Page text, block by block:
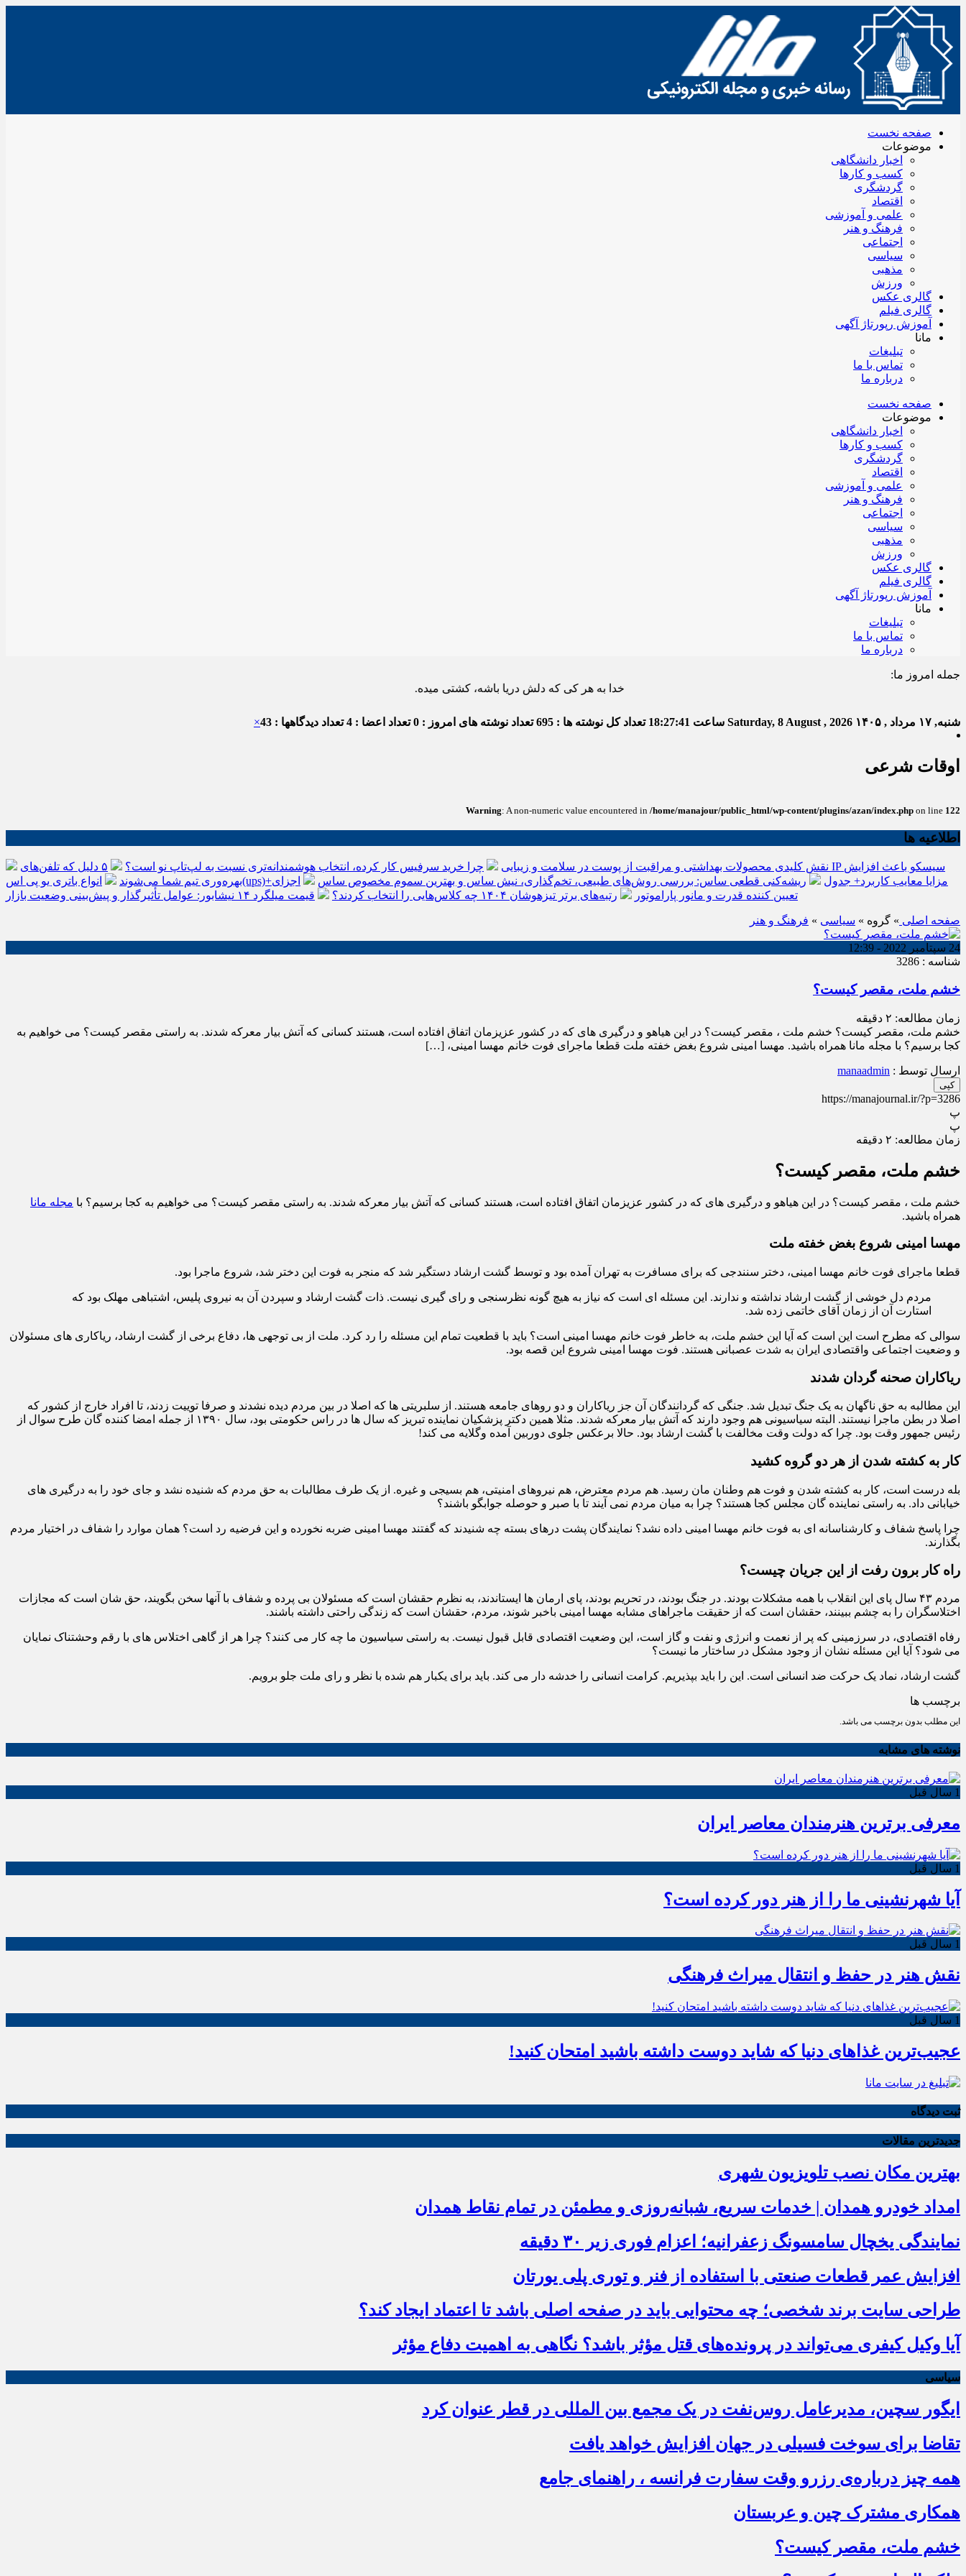
صفحه نخست
موضوعات
اخبار دانشگاهی
کسب و کارها
گردشگری
اقتصاد
علمی و آموزشی
فرهنگ و هنر
اجتماعی
سیاسی
مذهبی
ورزش
گالری عکس
گالری فیلم
آموزش رپورتاژ آگهی
مانا
تبلیغات
تماس با ما
درباره ما
صفحه نخست
موضوعات
اخبار دانشگاهی
کسب و کارها
گردشگری
اقتصاد
علمی و آموزشی
فرهنگ و هنر
اجتماعی
سیاسی
مذهبی
ورزش
گالری عکس
گالری فیلم
آموزش رپورتاژ آگهی
مانا
تبلیغات
تماس با ما
درباره ما
جمله امروز ما:
خدا به هر کی که دلش دریا باشه، کشتی میده.
شنبه, ۱۷ مرداد , ۱۴۰۵ Saturday, 8 August , 2026 ساعت 18:27:42 تعداد کل نوشته ها : 695 تعداد نوشته های امروز : 0 تعداد اعضا : 4 تعداد دیدگاهها : 43 ×
اوقات شرعی
Warning: A non-numeric value encountered in /home/manajour/public_html/wp-content/plugins/azan/index.php on line 122
اطلاعیه ها
نقش کلیدی محصولات بهداشتی و مراقبت از پوست در سلامت و زیبایی چرا خرید سرفیس کار کرده، انتخاب هوشمندانه‌تری نسبت به لپ‌تاپ نو است؟
۵ دلیل که تلفن‌های IP سیسکو باعث افزایش
بهره‌وری تیم شما می‌شوند
انواع باتری یو پی اس(ups)+مزایا معایب کاربرد+ جدول ریشه‌کنی قطعی ساس: بررسی روش‌های طبیعی، تخم‌گذاری، نیش ساس و بهترین سموم مخصوص ساس
اجزای
تعیین کننده قدرت و مانور پاراموتور
رتبه‌های برتر تیزهوشان ۱۴۰۴ چه کلاس‌هایی را انتخاب کردند؟ قیمت میلگرد ۱۴ نیشابور: عوامل تأثیرگذار و پیش‌بینی وضعیت بازار
صفحه اصلی » گروه » سیاسی » فرهنگ و هنر
24 سپتامبر 2022 - 12:39
شناسه : 3286
خشم ملت، مقصر کیست؟
زمان مطالعه: ۲ دقیقه
خشم ملت، مقصر کیست؟ خشم ملت ، مقصر کیست؟ در این هیاهو و درگیری های که در کشور عزیزمان اتفاق افتاده است، هستند کسانی که آتش بیار معرکه شدند. به راستی مقصر کیست؟ می خواهیم به
کجا برسیم؟ با مجله مانا همراه باشید. مهسا امینی شروع بغض خفته ملت قطعا ماجرای فوت خانم مهسا امینی، […]
ارسال توسط : manaadmin
کپی
https://manajournal.ir/?p=3286
پ
پ
زمان مطالعه: ۲ دقیقه
خشم ملت، مقصر کیست؟
خشم ملت ، مقصر کیست؟ در این هیاهو و درگیری های که در کشور عزیزمان اتفاق افتاده است، هستند کسانی که آتش بیار معرکه شدند. به راستی مقصر کیست؟ می خواهیم به کجا برسیم؟ با مجله مانا
همراه باشید.
مهسا امینی شروع بغض خفته ملت
قطعا ماجرای فوت خانم مهسا امینی، دختر سنندجی که برای مسافرت به تهران آمده بود و توسط گشت ارشاد دستگیر شد که منجر به فوت این دختر شد، شروع ماجرا بود.
مردم دل خوشی از گشت ارشاد نداشته و ندارند. این مسئله ای است که نیاز به هیچ گونه نظرسنجی و رای گیری نیست. ذات گشت ارشاد و سپردن آن به نیروی پلیس، اشتباهی مهلک بود که
استارت آن از زمان آقای خاتمی زده شد.
سوالی که مطرح است این است که آیا این خشم ملت، به خاطر فوت خانم مهسا امینی است؟ باید با قطعیت تمام این مسئله را رد کرد. ملت از بی توجهی ها، دفاع برخی از گشت ارشاد، ریاکاری های مسئولان
و وضعیت اجتماعی واقتصادی ایران به شدت عصبانی هستند. فوت مهسا امینی شروع این قصه بود.
ریاکاران صحنه گردان شدند
این مطالبه به حق ناگهان به یک جنگ تبدیل شد. جنگی که گردانندگان آن جز ریاکاران و دو روهای جامعه هستند. از سلبریتی ها که اصلا در بین مردم دیده نشدند و صرفا توییت زدند، تا افراد خارج از کشور که
اصلا در بطن ماجرا نیستند. البته سیاسیونی هم وجود دارند که آتش بیار معرکه شدند. مثلا همین دکتر پزشکیان نماینده تبریز که سال ها در راس حکومتی بود، سال ۱۳۹۰ از جمله امضا کننده گان طرح سوال از
رئیس جمهور وقت بود. چرا که دولت وقت مخالفت با گشت ارشاد بود. حالا برعکس جلوی دوربین آمده وگلایه می کند!
کار به کشته شدن از هر دو گروه کشید
بله درست است، کار به کشته شدن و فوت هم وطنان مان رسید. هم مردم معترض، هم نیروهای امنیتی، هم بسیجی و غیره. از یک طرف مطالبات به حق مردم که شنیده نشد و جای خود را به درگیری های
خیابانی داد. به راستی نماینده گان مجلس کجا هستند؟ چرا به میان مردم نمی آیند تا با صبر و حوصله جوابگو باشند؟
چرا پاسخ شفاف و کارشناسانه ای به فوت خانم مهسا امینی داده نشد؟ نمایندگان پشت درهای بسته چه شنیدند که گفتند مهسا امینی ضربه نخورده و این فرضیه رد است؟ همان موارد را شفاف در اختیار مردم
بگذارند.
راه کار برون رفت از این جریان چیست؟
مردم ۴۳ سال پای این انقلاب با همه مشکلات بودند. در جنگ بودند، در تحریم بودند، پای ارمان ها ایستاندند، به نظرم حقشان است که مسئولان بی پرده و شفاف با آنها سخن بگویند، حق شان است که مجازات
اختلاسگران را به چشم ببینند، حقشان است که از حقیقت ماجراهای مشابه مهسا امینی باخبر شوند، مردم، حقشان است که زندگی راحتی داشته باشند.
رفاه اقتصادی، در سرزمینی که پر از نعمت و انرژی و نفت و گاز است، این وضعیت اقتصادی قابل قبول نیست. به راستی سیاسیون ما چه کار می کنند؟ چرا هر از گاهی اختلاس های با رقم وحشتناک نمایان
می شود؟ آیا این مسئله نشان از وجود مشکل در ساختار ما نیست؟
گشت ارشاد، نماد یک حرکت ضد انسانی است. این را باید بپذیریم. کرامت انسانی را خدشه دار می کند. باید برای یکبار هم شده با نظر و رای ملت جلو برویم.
برچسب ها
این مطلب بدون برچسب می باشد.
نوشته های مشابه
1 سال قبل
معرفی برترین هنرمندان معاصر ایران
1 سال قبل
آیا شهرنشینی ما را از هنر دور کرده است؟
1 سال قبل
نقش هنر در حفظ و انتقال میراث فرهنگی
1 سال قبل
عجیب‌ترین غذاهای دنیا که شاید دوست داشته باشید امتحان کنید!
ثبت دیدگاه
جدیدترین مقالات
بهترین مکان نصب تلویزیون شهری
امداد خودرو همدان | خدمات سریع، شبانه‌روزی و مطمئن در تمام نقاط همدان
نمایندگی یخچال سامسونگ زعفرانیه؛ اعزام فوری زیر ۳۰ دقیقه
افزایش عمر قطعات صنعتی با استفاده از فنر و توری پلی یورتان
طراحی سایت برند شخصی؛ چه محتوایی باید در صفحه اصلی باشد تا اعتماد ایجاد کند؟
آیا وکیل کیفری می‌تواند در پرونده‌های قتل مؤثر باشد؟ نگاهی به اهمیت دفاع مؤثر
سیاسی
ایگور سچین، مدیرعامل روس‌نفت در یک مجمع بین المللی در قطر عنوان کرد
تقاضا برای سوخت فسیلی در جهان افزایش خواهد یافت
همه چیز درباره‌ی رزرو وقت سفارت فرانسه ، راهنمای جامع
همکاری مشترک چین و عربستان
خشم ملت، مقصر کیست؟